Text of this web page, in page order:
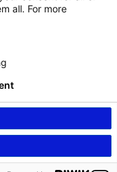
Living Norge SA 2026
all. For more